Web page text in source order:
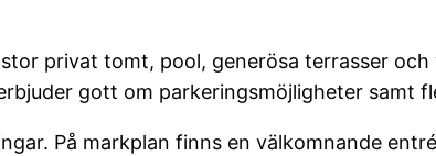
privat tomt, pool, generösa terrasser
gott om parkeringsmöjligheter samt
På markplan finns en välkomnande